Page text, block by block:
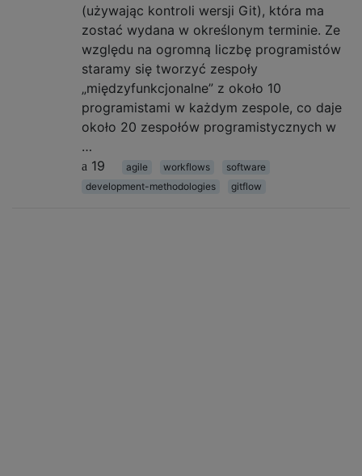
(używając kontroli wersji Git), która ma
zostać wydana w określonym terminie. Ze
względu na ogromną liczbę programistów
staramy się tworzyć zespoły
„międzyfunkcjonalne” z około 10
programistami w każdym zespole, co daje
około 20 zespołów programistycznych w
…
19
agile workflows
software
development-methodologies
gitflow